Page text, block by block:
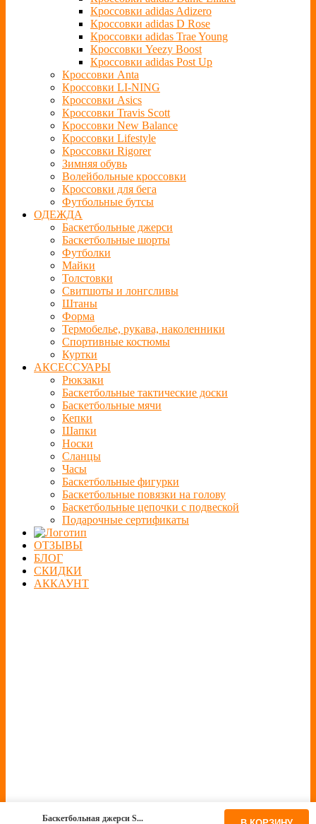
Кроссовки adidas Adizero
Кроссовки adidas D Rose
Кроссовки adidas Trae Young
Кроссовки Yeezy Boost
Кроссовки adidas Post Up
Кроссовки Anta
Кроссовки LI-NING
Кроссовки Asics
Кроссовки Travis Scott
Кроссовки New Balance
Кроссовки Lifestyle
Кроссовки Rigorer
Зимняя обувь
Волейбольные кроссовки
Кроссовки для бега
Футбольные бутсы
ОДЕЖДА
Баскетбольные джерси
Баскетбольные шорты
Футболки
Майки
Толстовки
Свитшоты и лонгсливы
Штаны
Форма
Термобелье, рукава, наколенники
Спортивные костюмы
Куртки
АКСЕССУАРЫ
Рюкзаки
Баскетбольные тактические доски
Баскетбольные мячи
Кепки
Шапки
Носки
Сланцы
Часы
Баскетбольные фигурки
Баскетбольные повязки на голову
Баскетбольные цепочки с подвеской
Подарочные сертификаты
ОТЗЫВЫ
БЛОГ
СКИДКИ
АККАУНТ
Баскетбольная джерси S...